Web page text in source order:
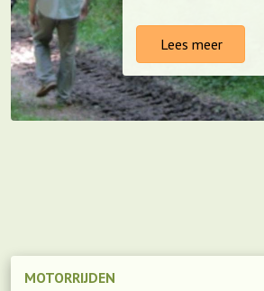
Lees meer
MOTORRIJDEN